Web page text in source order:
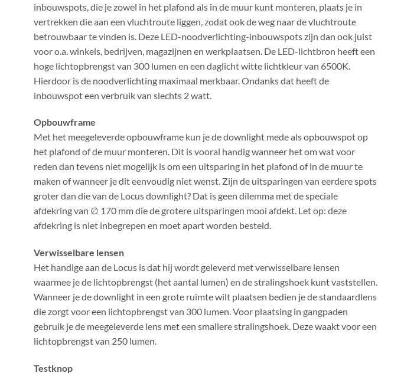
inbouwspots, die je zowel in het plafond als in de muur kunt monteren, plaats je in
vertrekken die aan een vluchtroute liggen, zodat ook de weg naar de vluchtroute
betrouwbaar te vinden is. Deze LED-noodverlichting-inbouwspots zijn dan ook juist
voor o.a. winkels, bedrijven, magazijnen en werkplaatsen. De LED-lichtbron heeft een
hoge lichtopbrengst van 300 lumen en een daglicht witte lichtkleur van 6500K.
Hierdoor is de noodverlichting maximaal merkbaar. Ondanks dat heeft de
inbouwspot een verbruik van slechts 2 watt.
Opbouwframe
Met het meegeleverde opbouwframe kun je de downlight mede als opbouwspot op
het plafond of de muur monteren. Dit is vooral handig wanneer het om wat voor
reden dan tevens niet mogelijk is om een uitsparing in het plafond of in de muur te
maken of wanneer je dit eenvoudig niet wenst. Zijn de uitsparingen van eerdere spots
groter dan die van de Locus downlight? Dat is geen dilemma met de speciale
afdekring van ∅ 170 mm die de grotere uitsparingen mooi afdekt. Let op: deze
afdekring is niet inbegrepen en moet apart worden besteld.
Verwisselbare lensen
Het handige aan de Locus is dat hij wordt geleverd met verwisselbare lensen
waarmee je de lichtopbrengst (het aantal lumen) en de stralingshoek kunt vaststellen.
Wanneer je de downlight in een grote ruimte wilt plaatsen bedien je de standaardlens
die zorgt voor een lichtopbrengst van 300 lumen. Voor plaatsing in gangpaden
gebruik je de meegeleverde lens met een smallere stralingshoek. Deze waakt voor een
lichtopbrengst van 250 lumen.
Testknop